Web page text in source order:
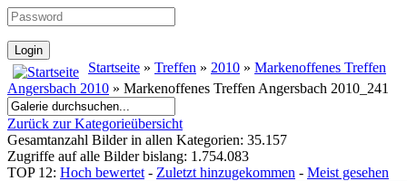
Startseite » Treffen » 2010 » Markenoffenes Treffen
Angersbach 2010 » Markenoffenes Treffen Angersbach 2010_241
Zurück zur Kategorieübersicht
Gesamtanzahl Bilder in allen Kategorien: 35.157
Zugriffe auf alle Bilder bislang: 1.754.083
TOP 12: Hoch bewertet - Zuletzt hinzugekommen - Meist gesehen